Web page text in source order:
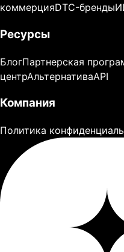
коммерцияDTC-бренды
Ресурсы
БлогПартнерская
центрАльтернативаAPI
Компания
Политика